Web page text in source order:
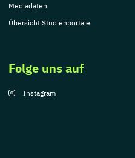
Mediadaten
Übersicht Studienportale
Folge uns auf
Instagram